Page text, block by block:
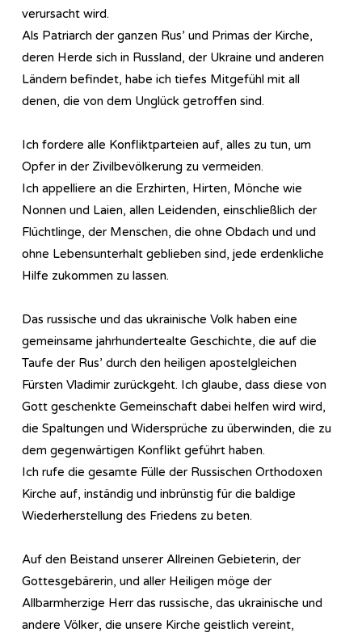
verursacht wird.
Als Patriarch der ganzen Rus’ und Primas der Kirche,
deren Herde sich in Russland, der Ukraine und anderen
Ländern befindet, habe ich tiefes Mitgefühl mit all
denen, die von dem Unglück getroffen sind.
Ich fordere alle Konfliktparteien auf, alles zu tun, um
Opfer in der Zivilbevölkerung zu vermeiden.
Ich appelliere an die Erzhirten, Hirten, Mönche wie
Nonnen und Laien, allen Leidenden, einschließlich der
Flüchtlinge, der Menschen, die ohne Obdach und und
ohne Lebensunterhalt geblieben sind, jede erdenkliche
Hilfe zukommen zu lassen.
Das russische und das ukrainische Volk haben eine
gemeinsame jahrhundertealte Geschichte, die auf die
Taufe der Rus’ durch den heiligen apostelgleichen
Fürsten Vladimir zurückgeht. Ich glaube, dass diese von
Gott geschenkte Gemeinschaft dabei helfen wird wird,
die Spaltungen und Widersprüche zu überwinden, die zu
dem gegenwärtigen Konflikt geführt haben.
Ich rufe die gesamte Fülle der Russischen Orthodoxen
Kirche auf, inständig und inbrünstig für die baldige
Wiederherstellung des Friedens zu beten.
Auf den Beistand unserer Allreinen Gebieterin, der
Gottesgebärerin, und aller Heiligen möge der
Allbarmherzige Herr das russische, das ukrainische und
andere Völker, die unsere Kirche geistlich vereint,